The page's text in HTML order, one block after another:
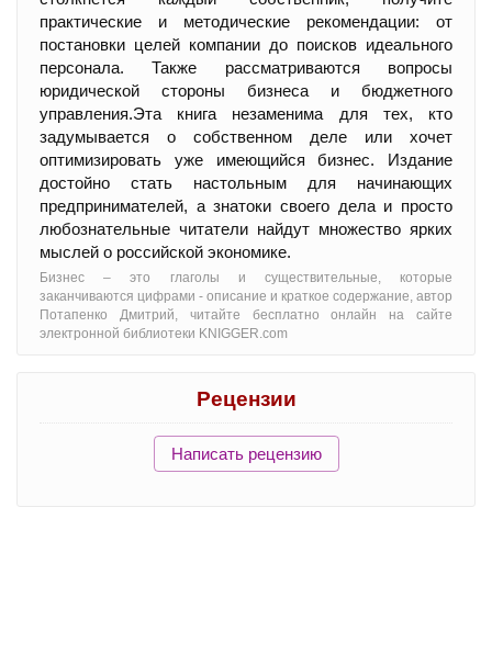
практические и методические рекомендации: от
постановки целей компании до поисков идеального
персонала. Также рассматриваются вопросы
юридической стороны бизнеса и бюджетного
управления.Эта книга незаменима для тех, кто
задумывается о собственном деле или хочет
оптимизировать уже имеющийся бизнес. Издание
достойно стать настольным для начинающих
предпринимателей, а знатоки своего дела и просто
любознательные читатели найдут множество ярких
мыслей о российской экономике.
Бизнес – это глаголы и существительные, которые
заканчиваются цифрами - oписание и краткое содержание, автор
Потапенко Дмитрий, читайте бесплатно онлайн на сайте
электронной библиотеки KNIGGER.com
Рецензии
Написать рецензию